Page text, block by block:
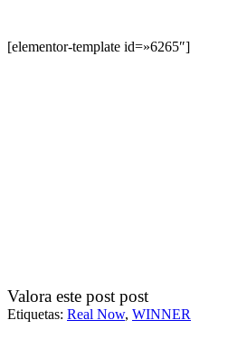
[elementor-template id=»6265″]
Valora este post post
Etiquetas: Real Now, WINNER